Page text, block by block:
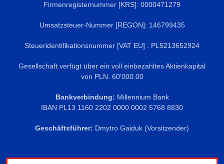
Firmenregisternummer [KRS]: 0000471279
Umsatzsteuer-Nummer [REGON]: 146799435
Steueridentifikationsnummer [VAT EU] : PL5213652924
Gesellschaft verfügt über ein voll einbezahltes Aktienkapital
von PLN. 60'000.00
Bankverbindung: Millennium Bank
IBAN PL 13 1160 2202 0000 0002 5768 8830
Geschäftsführer: Dmytro Gaiduk (Vorsitzender)